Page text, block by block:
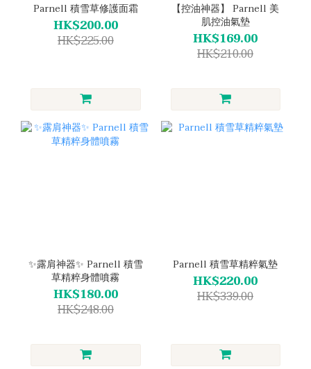
Parnell 積雪草修護面霜
HK$200.00
HK$225.00
【控油神器】 Parnell 美
肌控油氣墊
HK$169.00
HK$210.00
✨露肩神器✨ Parnell 積雪
草精粹身體噴霧
HK$180.00
HK$248.00
Parnell 積雪草精粹氣墊
HK$220.00
HK$339.00